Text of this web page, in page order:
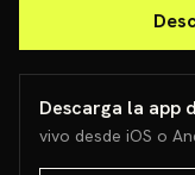
Descarga la app
vivo desde iOS o